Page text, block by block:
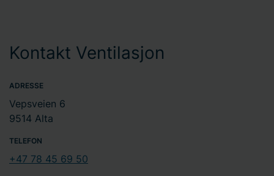
Kontakt Ventilasjon
ADRESSE
Vepsveien 6
9514 Alta
TELEFON
+47 78 45 69 50